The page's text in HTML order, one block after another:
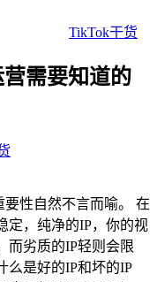
TikTok干货
需要知道的
要性自然不言而喻。 在
定，纯净的IP，你的视
而劣质的IP轻则会限
么是好的IP和坏的IP